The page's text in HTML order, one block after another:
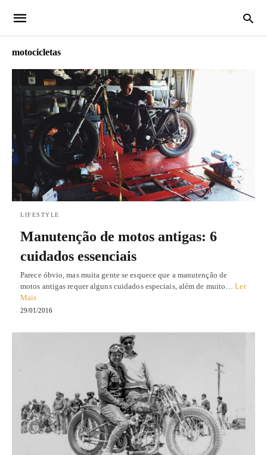
motocicletas
LIFESTYLE
Manutenção de motos antigas: 6
cuidados essenciais
Parece óbvio, mas muita gente se esquece que a manutenção de
motos antigas requer alguns cuidados especiais, além de muito…Ler
Mais
29/01/2016